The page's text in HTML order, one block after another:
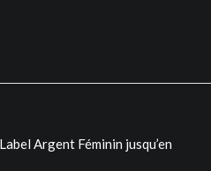
Argent Féminin jusqu’en